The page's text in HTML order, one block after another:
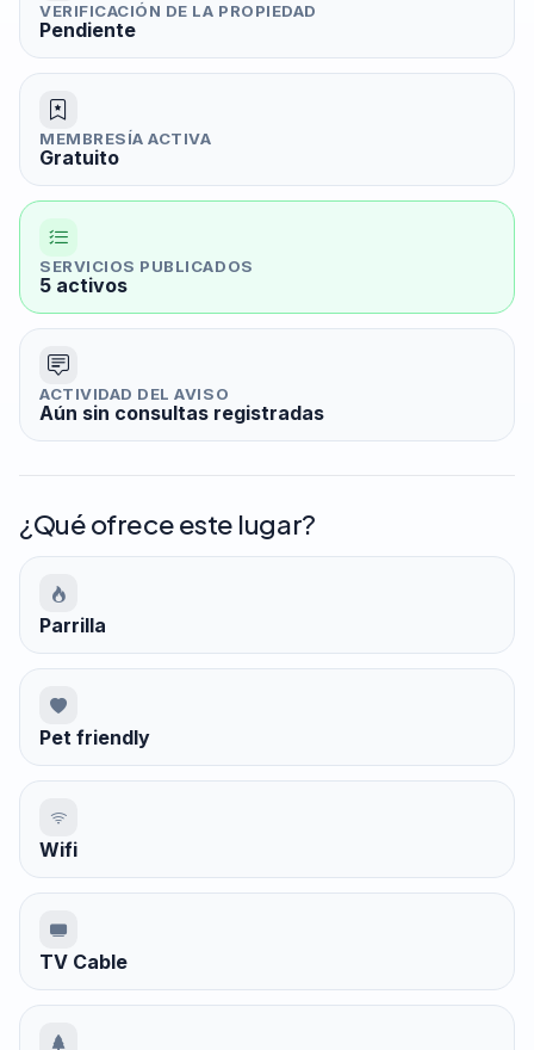
VERIFICACIÓN DE LA PROPIEDAD
Pendiente
MEMBRESÍA ACTIVA
Gratuito
SERVICIOS PUBLICADOS
5 activos
ACTIVIDAD DEL AVISO
Aún sin consultas registradas
¿Qué ofrece este lugar?
Parrilla
Pet friendly
Wifi
TV Cable